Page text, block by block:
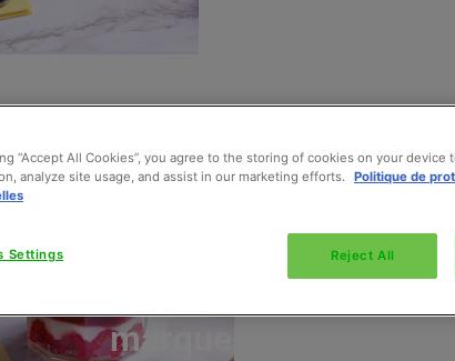
les
marques
“Accept All Cookies”, you agree to the storing of cookies on your device
analyze site usage, and assist in our marketing efforts. Politique de
Reject All
Settings